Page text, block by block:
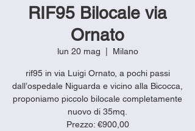
RIF95 Bilocale via
Ornato
lun 20 mag Milano
rif95 in via Luigi Ornato, a pochi passi
dall’ospedale Niguarda e vicino alla Bicocca,
proponiamo piccolo bilocale completamente
nuovo di 35mq.
Prezzo: €900,00